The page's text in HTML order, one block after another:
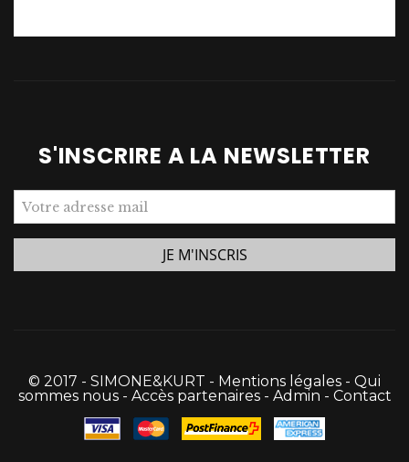
S'INSCRIRE A LA NEWSLETTER
© 2017 - SIMONE&KURT - Mentions légales - Qui
sommes nous- Accès partenaires- Admin - Contact